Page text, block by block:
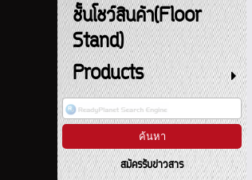
ชั้นโชว์สินค้า(Floor
Stand)
Products
สมัครรับข่าวสาร